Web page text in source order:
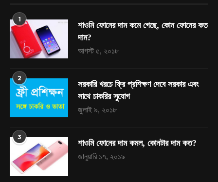
1
শাওমি ফোনের দাম কমে গেছে, কোন ফোনের কত
দাম?
আগস্ট ৫, ২০১৮
2
সরকারি খরচে ফ্রি প্রশিক্ষণ দেবে সরকার এবং
সাথে চাকরির সুযোগ
জুলাই ৯, ২০১৮
3
শাওমি ফোনের দাম কমল, কোনটার দাম কত?
জানুয়ারি ১৭, ২০১৯